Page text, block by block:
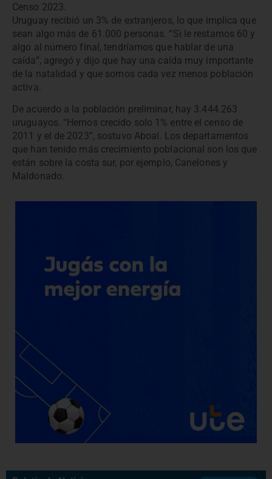
Censo 2023.
Uruguay recibió un 3% de extranjeros, lo que implica que
sean algo más de 61.000 personas. “Si le restamos 60 y
algo al número final, tendríamos que hablar de una
caída”, agregó y dijo que hay una caída muy importante
de la natalidad y que somos cada vez menos población
activa.
De acuerdo a la población preliminar, hay 3.444.263
uruguayos. “Hemos crecido solo 1% entre el censo de
2011 y el de 2023”, sostuvo Aboal. Los departamentos
que han tenido más crecimiento poblacional son los que
están sobre la costa sur, por ejemplo, Canelones y
Maldonado.